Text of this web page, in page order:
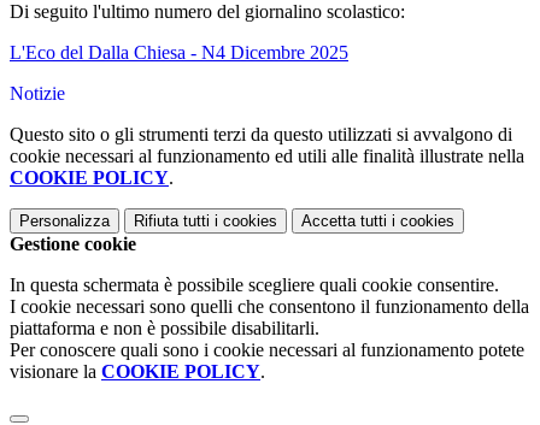
Di seguito l'ultimo numero del giornalino scolastico:
L'Eco del Dalla Chiesa - N4 Dicembre 2025
Notizie
Questo sito o gli strumenti terzi da questo utilizzati si avvalgono di
cookie necessari al funzionamento ed utili alle finalità illustrate nella
COOKIE POLICY.
Personalizza Rifiuta tutti i cookies Accetta tutti i cookies
Gestione cookie
In questa schermata è possibile scegliere quali cookie consentire.
I cookie necessari sono quelli che consentono il funzionamento della
piattaforma e non è possibile disabilitarli.
Per conoscere quali sono i cookie necessari al funzionamento potete
visionare la COOKIE POLICY.